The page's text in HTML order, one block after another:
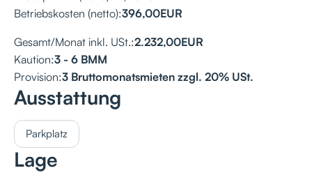
Betriebskosten (netto):396,00EUR
Gesamt/Monat inkl. USt.:2.232,00EUR
Kaution:3 - 6 BMM
Provision:3 Bruttomonatsmieten zzgl. 20% USt.
Ausstattung
Parkplatz
Lage